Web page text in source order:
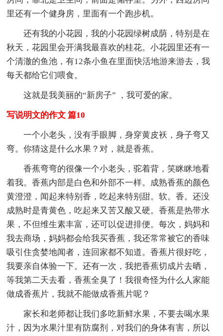
里还有一个健身房，里面有一个跑步机。
还有我的小花园，我的小花园绿树成荫，特别是在
秋天，花园里会开满我最喜欢的桂花。小花园里还有一
个清澈的鱼池，有12条小鱼在里面快活地游来游去，我
每天都给它们喂食。
这就是我美丽的“新房子” ，我可爱的家。
写说明文的作文 篇10
一个小老头，没有手眼脚，身穿黄皮袄，身子弯又
弯。你猜这是什么水果？对，就是香蕉。
香蕉弯弯的很像一个小老头，驼着背，笑眯眯地看
着我。香蕉内部是白色和外部不一样。成熟香蕉的颜色
黄澄澄，闻起来特别香，吃起来特别甜。软。香。还没
成熟时是青黄色，吃起来又苦又酸又硬。香蕉是热带水
果，不但维生素丰富，还可以促进排便。每次，妈妈和
我去商场，妈妈都会给我买香蕉，我还常常被它的香味
吸引住贪婪地闻者，连回家都不知道。香蕉片很好吃，
我要亲自体验一下。还有一次，我把香蕉切成片去晒，
等我第二天去看，香蕉全臭了！我很奇怪为什么人家能
做成香蕉片，我就不能做成香蕉片呢？
家长和老师都让我们多吃新鲜水果，不要去喝水果
汁，因为水果汁里有防腐剂，对我们的身体有害，所以